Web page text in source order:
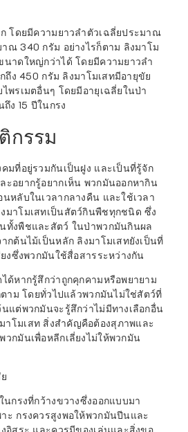
โดยมีความยาวลำตัวเฉลี่ยประมาณ
ณ 340 กรัม อย่างไรก็ตาม ลิงมาโม
นาดใหญ่กว่าได้ โดยมีความยาวลำ
ถึง 450 กรัม ลิงมาโมเสทมีอายุขัย
พรเมตอื่นๆ โดยมีอายุเฉลี่ยในป่า
ง 15 ปีในกรง
กรรม
มที่อยู่รวมกันเป็นฝูง และเป็นที่รู้จัก
ะอยากรู้อยากเห็น พวกมันออกหากิน
หลับในเวลากลางคืน และใช้เวลา
มาโมเสทเป็นสัตว์กินพืชทุกชนิด ซึ่ง
ทั้งพืชและสัตว์ ในป่าพวกมันกินผล
กต้นไม้เป็นหลัก ลิงมาโมเสทยังเป็นที่
ยงซึ่งพวกมันใช้สื่อสารระหว่างกัน
ด้หากรู้สึกว่าถูกคุกคามหรือพยายาม
ตาม โดยทั่วไปแล้วพวกมันไม่ใช่สัตว์ที่
แต่พวกมันจะรู้สึกว่าไม่มีทางเลือกอื่น
าโมเสท สิ่งสำคัญคือต้องสุภาพและ
กมันเพื่อหลีกเลี่ยงไม่ให้พวกมัน
นกรงที่กว้างขวางซึ่งออกแบบมา
ะ กรงควรสูงพอให้พวกมันปีนและ
อิสระ และควรมีของเล่นและสิ่งขอ